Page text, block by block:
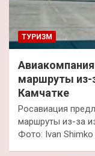
ТУРИЗМ
маршруты из-
Камчатке
Росавиация
маршруты из-за
Фото: Ivan